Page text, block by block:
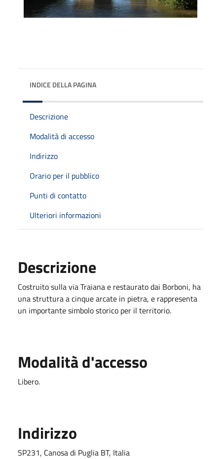
INDICE DELLA PAGINA
Descrizione
Modalità di accesso
Indirizzo
Orario per il pubblico
Punti di contatto
Ulteriori informazioni
Descrizione
Costruito sulla via Traiana e restaurato dai Borboni, ha
una struttura a cinque arcate in pietra, e rappresenta
un importante simbolo storico per il territorio.
Modalità d'accesso
Libero.
Indirizzo
SP231, Canosa di Puglia BT, Italia